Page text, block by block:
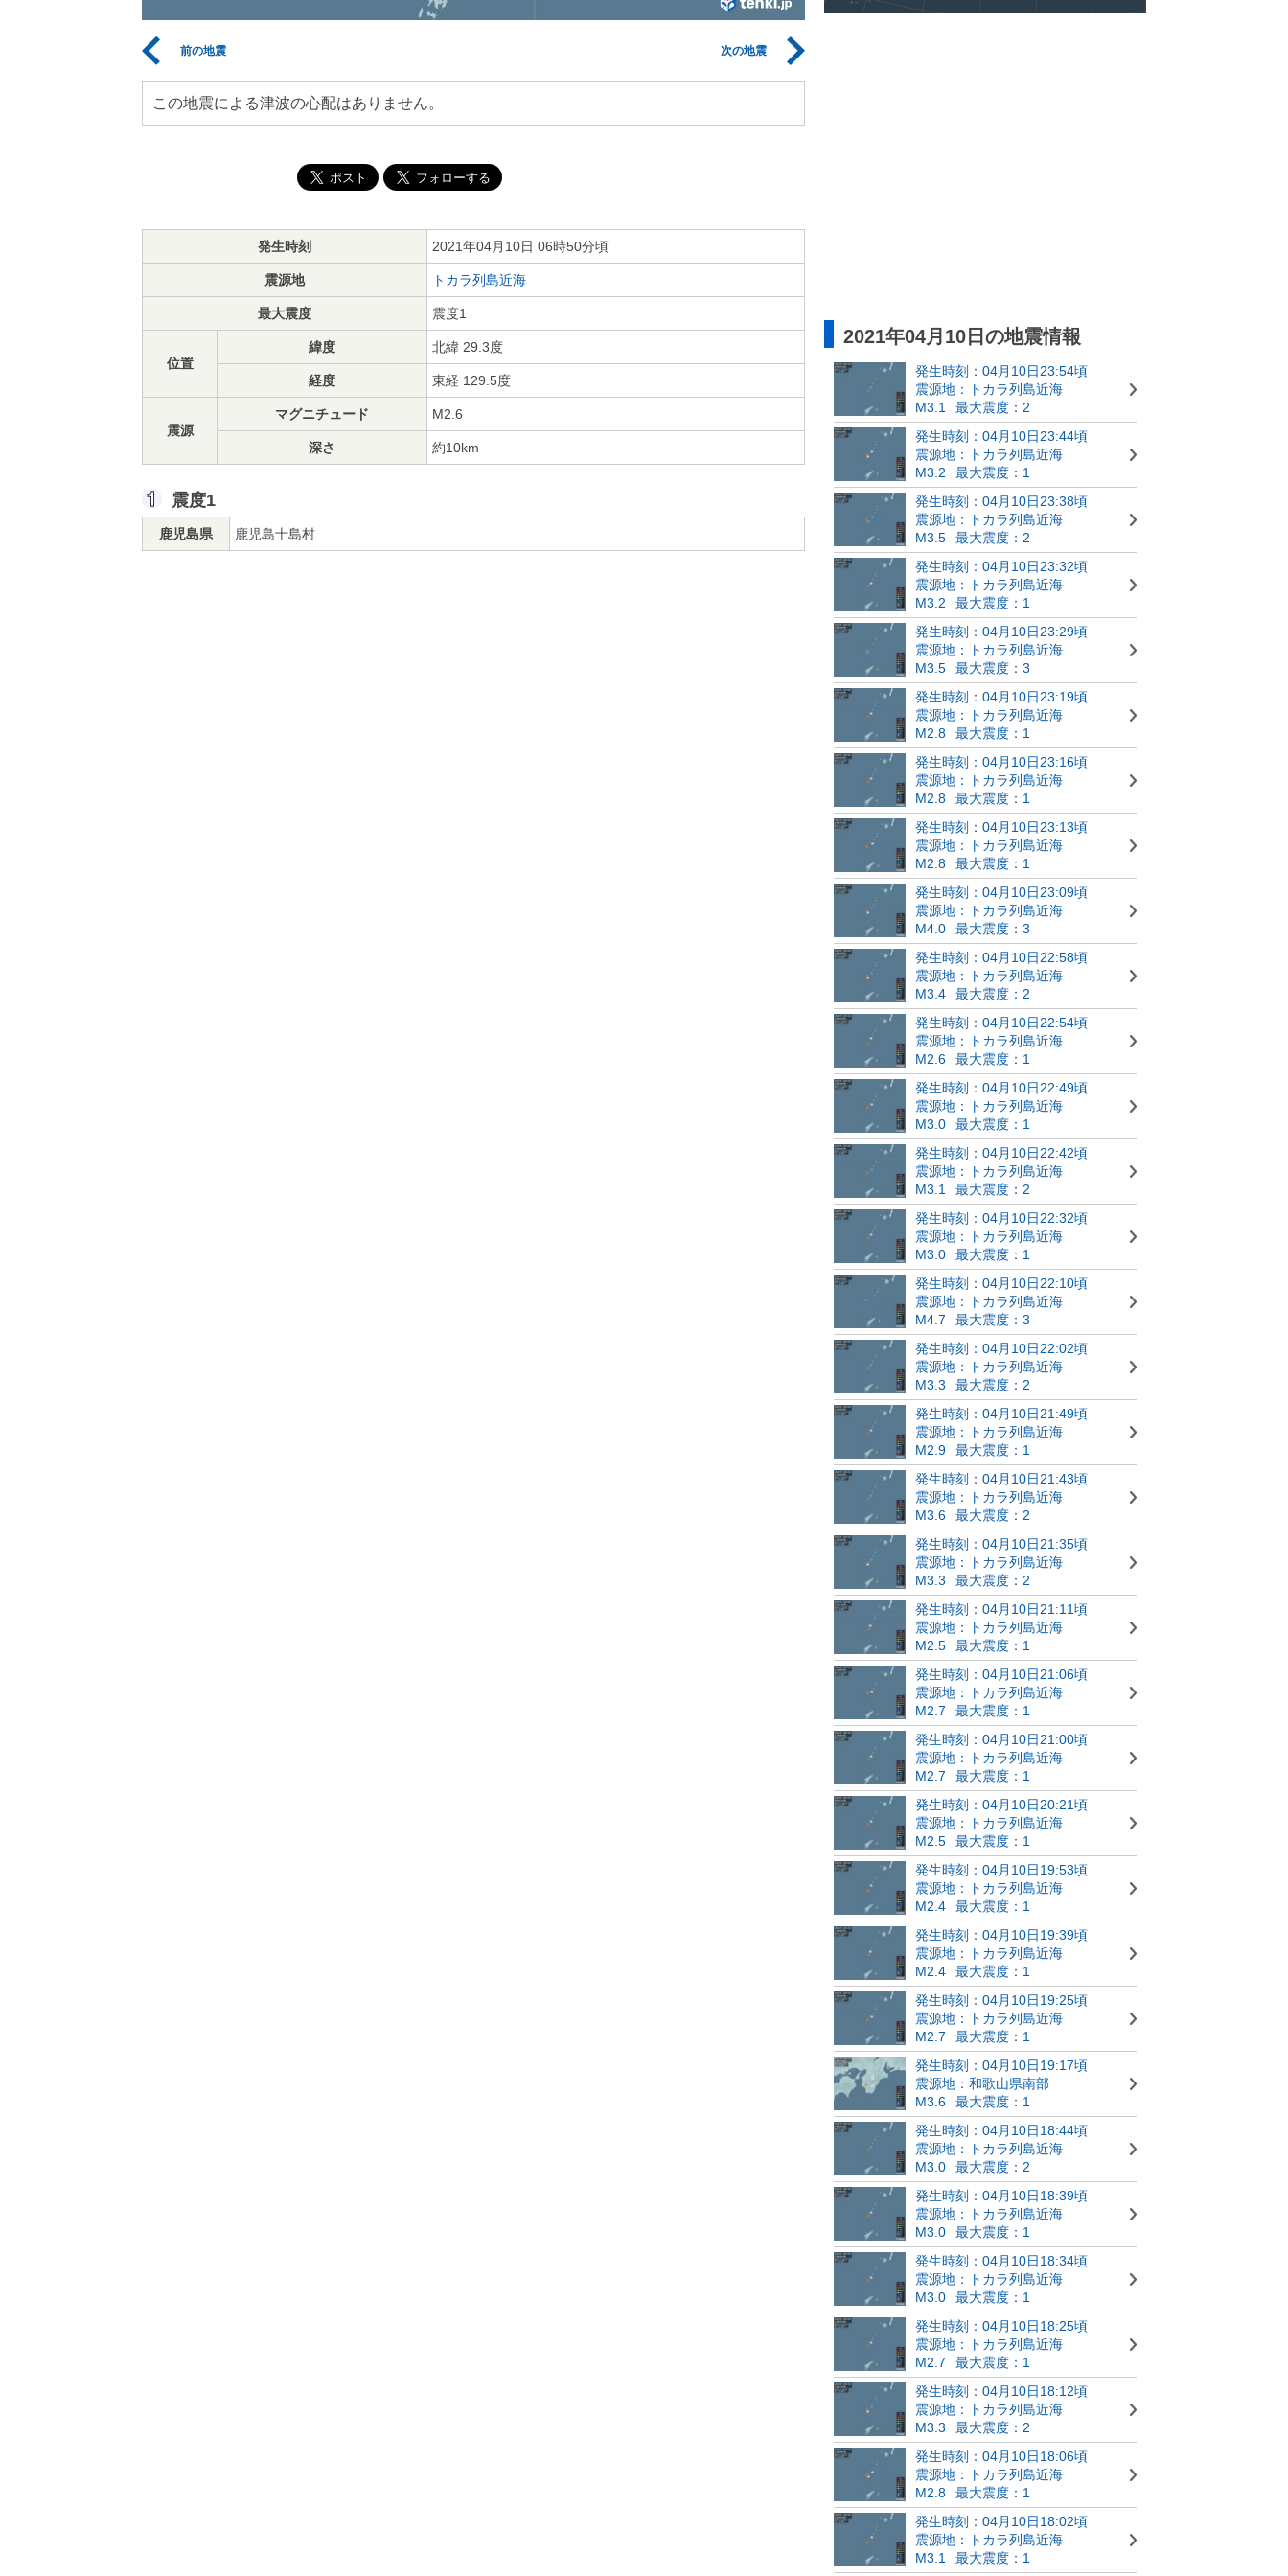
前の地震 次の地震
この地震による津波の心配はありません。
発生時刻 2021年04月10日 06時50分頃
震源地 トカラ列島近海
最大震度 震度1
位置
緯度 北緯 29.3度
経度 東経 129.5度
震源
マグニチュード M2.6
深さ 約10km
震度1
鹿児島県 鹿児島十島村
2021年04月10日の地震情報
発生時刻：04月10日23:54頃
震源地：トカラ列島近海
M3.1
最大震度：2
発生時刻：04月10日23:44頃
震源地：トカラ列島近海
M3.2
最大震度：1
発生時刻：04月10日23:38頃
震源地：トカラ列島近海
M3.5
最大震度：2
発生時刻：04月10日23:32頃
震源地：トカラ列島近海
M3.2
最大震度：1
発生時刻：04月10日23:29頃
震源地：トカラ列島近海
M3.5
最大震度：3
発生時刻：04月10日23:19頃
震源地：トカラ列島近海
M2.8
最大震度：1
発生時刻：04月10日23:16頃
震源地：トカラ列島近海
M2.8
最大震度：1
発生時刻：04月10日23:13頃
震源地：トカラ列島近海
M2.8
最大震度：1
発生時刻：04月10日23:09頃
震源地：トカラ列島近海
M4.0
最大震度：3
発生時刻：04月10日22:58頃
震源地：トカラ列島近海
M3.4
最大震度：2
発生時刻：04月10日22:54頃
震源地：トカラ列島近海
M2.6
最大震度：1
発生時刻：04月10日22:49頃
震源地：トカラ列島近海
M3.0
最大震度：1
発生時刻：04月10日22:42頃
震源地：トカラ列島近海
M3.1
最大震度：2
発生時刻：04月10日22:32頃
震源地：トカラ列島近海
M3.0
最大震度：1
発生時刻：04月10日22:10頃
震源地：トカラ列島近海
M4.7
最大震度：3
発生時刻：04月10日22:02頃
震源地：トカラ列島近海
M3.3
最大震度：2
発生時刻：04月10日21:49頃
震源地：トカラ列島近海
M2.9
最大震度：1
発生時刻：04月10日21:43頃
震源地：トカラ列島近海
M3.6
最大震度：2
発生時刻：04月10日21:35頃
震源地：トカラ列島近海
M3.3
最大震度：2
発生時刻：04月10日21:11頃
震源地：トカラ列島近海
M2.5
最大震度：1
発生時刻：04月10日21:06頃
震源地：トカラ列島近海
M2.7
最大震度：1
発生時刻：04月10日21:00頃
震源地：トカラ列島近海
M2.7
最大震度：1
発生時刻：04月10日20:21頃
震源地：トカラ列島近海
M2.5
最大震度：1
発生時刻：04月10日19:53頃
震源地：トカラ列島近海
M2.4
最大震度：1
発生時刻：04月10日19:39頃
震源地：トカラ列島近海
M2.4
最大震度：1
発生時刻：04月10日19:25頃
震源地：トカラ列島近海
M2.7
最大震度：1
発生時刻：04月10日19:17頃
震源地：和歌山県南部
M3.6
最大震度：1
発生時刻：04月10日18:44頃
震源地：トカラ列島近海
M3.0
最大震度：2
発生時刻：04月10日18:39頃
震源地：トカラ列島近海
M3.0
最大震度：1
発生時刻：04月10日18:34頃
震源地：トカラ列島近海
M3.0
最大震度：1
発生時刻：04月10日18:25頃
震源地：トカラ列島近海
M2.7
最大震度：1
発生時刻：04月10日18:12頃
震源地：トカラ列島近海
M3.3
最大震度：2
発生時刻：04月10日18:06頃
震源地：トカラ列島近海
M2.8
最大震度：1
発生時刻：04月10日18:02頃
震源地：トカラ列島近海
M3.1
最大震度：1